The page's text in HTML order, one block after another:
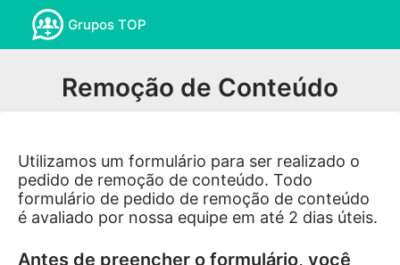
Grupos TOP
Remoção de Conteúdo
Utilizamos um formulário para ser realizado o
pedido de remoção de conteúdo. Todo
formulário de pedido de remoção de conteúdo
é avaliado por nossa equipe em até 2 dias úteis.
Antes de preencher o formulário, você